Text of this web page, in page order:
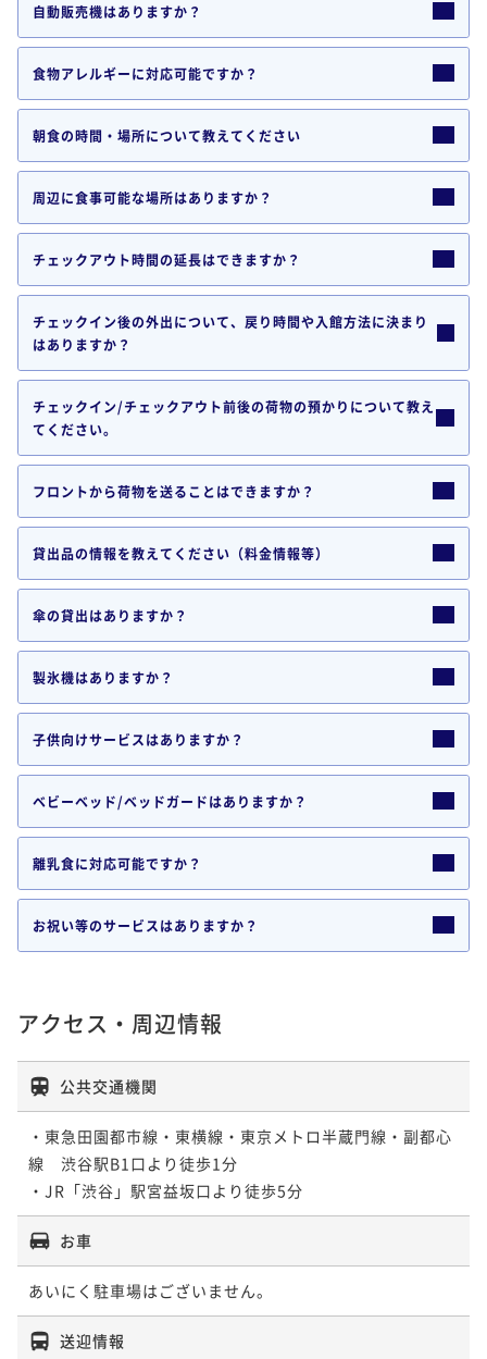
自動販売機はありますか？
食物アレルギーに対応可能ですか？
朝食の時間・場所について教えてください
周辺に食事可能な場所はありますか？
チェックアウト時間の延長はできますか？
チェックイン後の外出について、戻り時間や入館方法に決まり
はありますか？
チェックイン/チェックアウト前後の荷物の預かりについて教え
てください。
フロントから荷物を送ることはできますか？
貸出品の情報を教えてください（料金情報等）
傘の貸出はありますか？
製氷機はありますか？
子供向けサービスはありますか？
ベビーベッド/ベッドガードはありますか？
離乳食に対応可能ですか？
お祝い等のサービスはありますか？
アクセス・周辺情報
公共交通機関
・東急田園都市線・東横線・東京メトロ半蔵門線・副都心
線　渋谷駅B1口より徒歩1分
・JR「渋谷」駅宮益坂口より徒歩5分
お車
あいにく駐車場はございません。
送迎情報